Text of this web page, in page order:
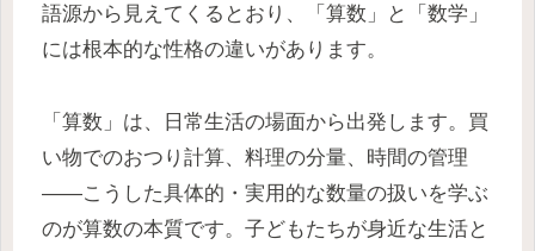
語源から見えてくるとおり、「算数」と「数学」
には根本的な性格の違いがあります。
「算数」は、日常生活の場面から出発します。買
い物でのおつり計算、料理の分量、時間の管理
——こうした具体的・実用的な数量の扱いを学ぶ
のが算数の本質です。子どもたちが身近な生活と